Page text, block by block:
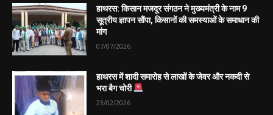
हाथरस: किसान मजदूर संगठन ने मुख्यमंत्री के नाम 9
सूत्रीय ज्ञापन सौंपा, किसानों की समस्याओं के समाधान की
मांग
07/07/2026
हाथरस में शादी समारोह से लाखों के जेवर और नकदी से
भरा बैग चोरी
23/02/2026